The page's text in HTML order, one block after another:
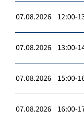
07.08.2026 12:00-
07.08.2026 13:00-
07.08.2026 15:00-
07.08.2026 16:00-